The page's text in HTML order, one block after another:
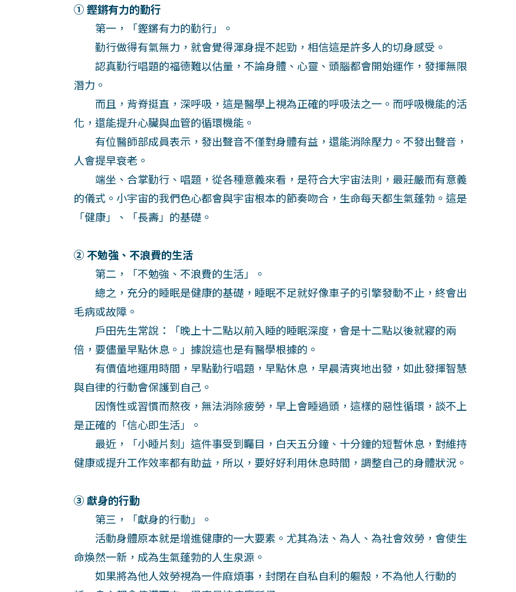
① 鏗鏘有力的勤行
第一，「鏗鏘有力的勤行」。
勤行做得有氣無力，就會覺得渾身提不起勁，相信這是許多人的切身感受。
認真勤行唱題的福德難以估量，不論身體、心靈、頭腦都會開始運作，發揮無限
潛力。
而且，背脊挺直，深呼吸，這是醫學上視為正確的呼吸法之一。而呼吸機能的活
化，還能提升心臟與血管的循環機能。
有位醫師部成員表示，發出聲音不僅對身體有益，還能消除壓力。不發出聲音，
人會提早衰老。
端坐、合掌勤行、唱題，從各種意義來看，是符合大宇宙法則，最莊嚴而有意義
的儀式。小宇宙的我們色心都會與宇宙根本的節奏吻合，生命每天都生氣蓬勃。這是
「健康」、「長壽」的基礎。
② 不勉強、不浪費的生活
第二，「不勉強、不浪費的生活」。
總之，充分的睡眠是健康的基礎，睡眠不足就好像車子的引擎發動不止，終會出
毛病或故障。
戶田先生常說：「晚上十二點以前入睡的睡眠深度，會是十二點以後就寢的兩
倍，要儘量早點休息。」據說這也是有醫學根據的。
有價值地運用時間，早點勤行唱題，早點休息，早晨清爽地出發，如此發揮智慧
與自律的行動會保護到自己。
因惰性或習慣而熬夜，無法消除疲勞，早上會睡過頭，這樣的惡性循環，談不上
是正確的「信心即生活」。
最近，「小睡片刻」這件事受到矚目，白天五分鐘、十分鐘的短暫休息，對維持
健康或提升工作效率都有助益，所以，要好好利用休息時間，調整自己的身體狀況。
③ 獻身的行動
第三，「獻身的行動」。
活動身體原本就是增進健康的一大要素。尤其為法、為人、為社會效勞，會使生
命煥然一新，成為生氣蓬勃的人生泉源。
如果將為他人效勞視為一件麻煩事，封閉在自私自利的軀殼，不為他人行動的